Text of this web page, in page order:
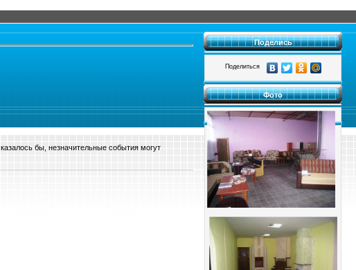
бы, незначительные события могут
Поделись
Поделиться
Фото